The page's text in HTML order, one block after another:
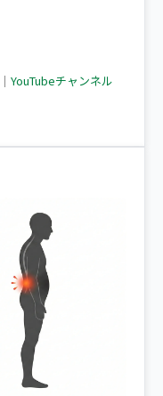
へ
YouTubeチャンネル